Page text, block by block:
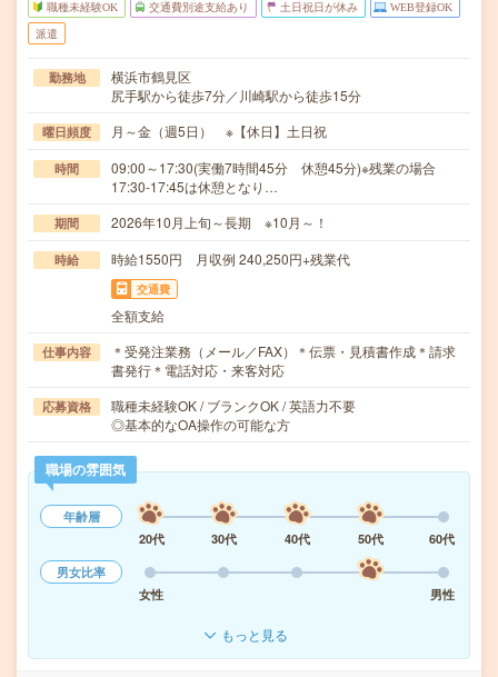
職種未経験OK 交通費別途支給あり 土日祝日が休み WEB登録OK
派遣
勤務地
横浜市鶴見区
尻手駅から徒歩7分／川崎駅から徒歩15分
曜日頻度 月～金（週5日） ※【休日】土日祝
時間
09:00～17:30(実働7時間45分 休憩45分)※残業の場合
17:30-17:45は休憩となり…
期間 2026年10月上旬～長期 ※10月～！
時給 時給1550円 月収例 240,250円+残業代
交通費
全額支給
仕事内容
＊受発注業務（メール／FAX）＊伝票・見積書作成＊請求
書発行＊電話対応・来客対応
応募資格
職種未経験OK / ブランクOK / 英語力不要
◎基本的なOA操作の可能な方
職場の雰囲気
年齢層
20代
30代 40代 50代
60代
男女比率
女性
男性
もっと見る